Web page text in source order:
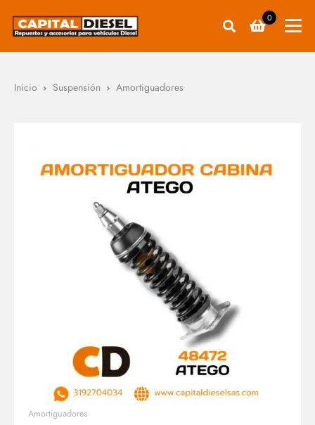
0
Inicio Suspensión Amortiguadores
Amortiguadores